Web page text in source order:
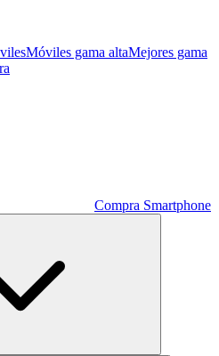
Móviles gama altaMejores gama
Compra Smartphone